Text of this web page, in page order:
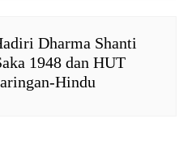
Dharma Shanti
1948 dan HUT
Hindu